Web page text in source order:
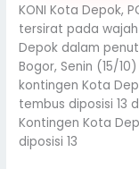
KONI Kota Depok,
tersirat pada
Depok dalam
Bogor, Senin (15/
kontingen Kota
tembus diposisi 13
Kontingen Kota
diposisi 13